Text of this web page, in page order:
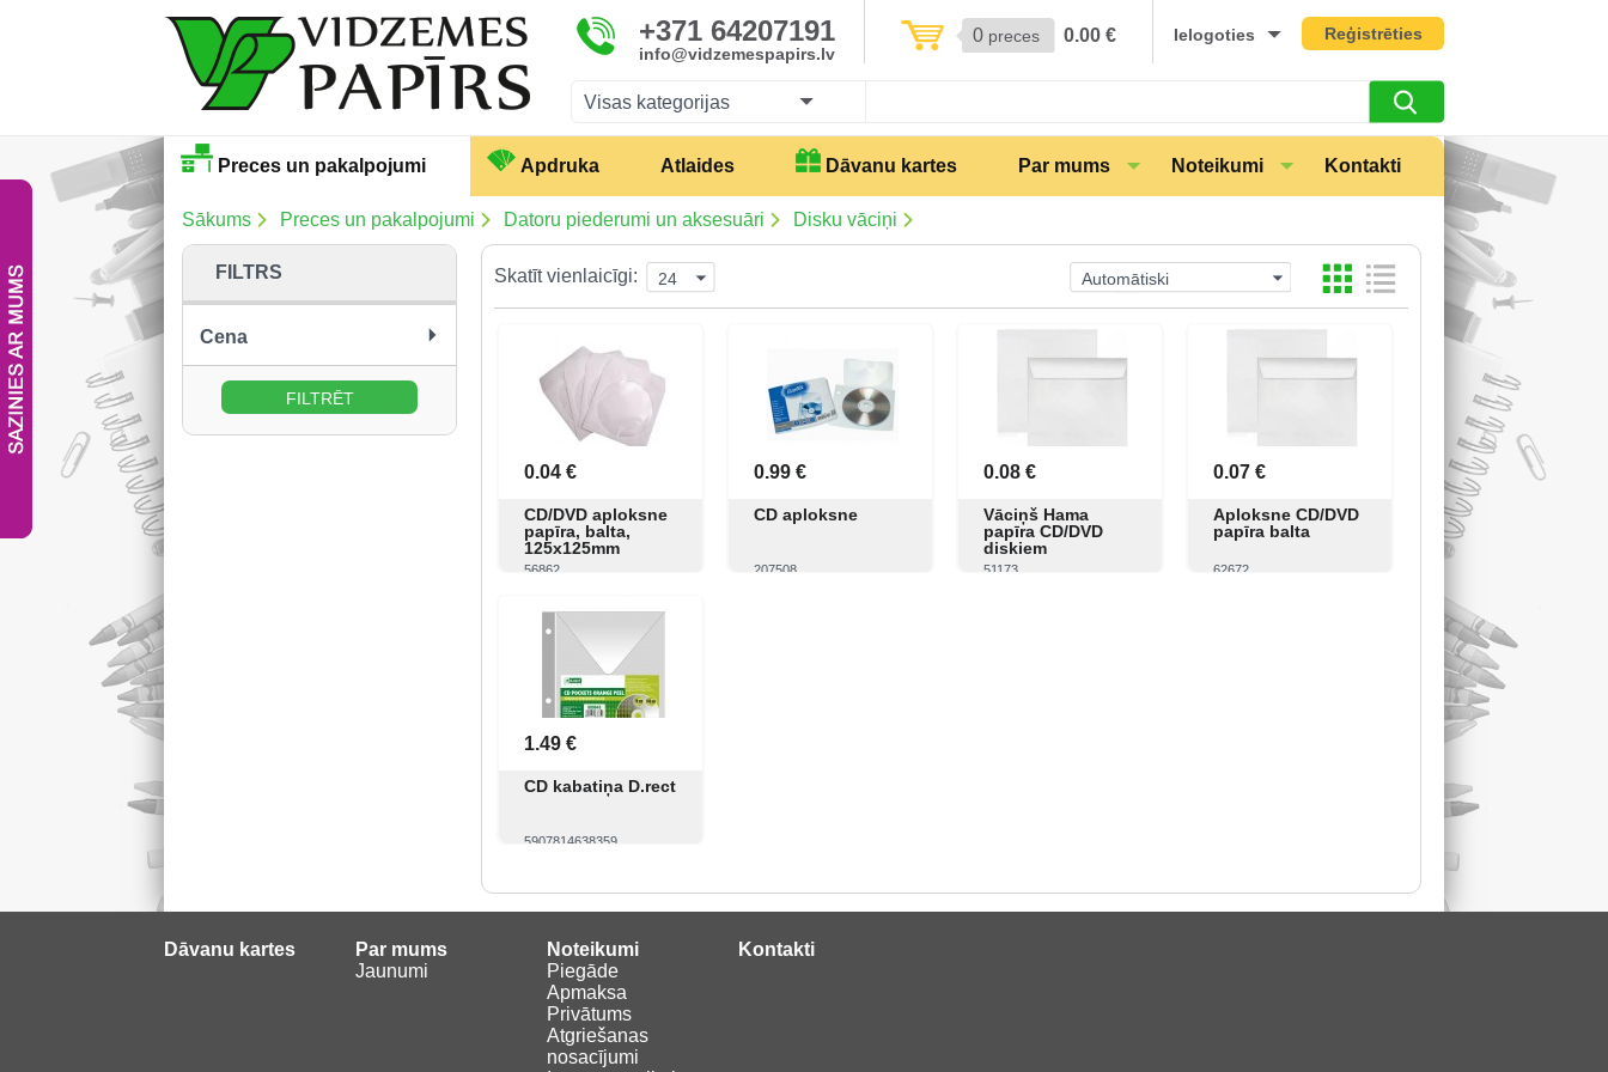
+371 64207191
info@vidzemespapirs.lv
0 preces 0.00 € Ielogoties Reģistrēties
Visas kategorijas
Preces un pakalpojumi Apdruka Atlaides Dāvanu kartes Par mums Noteikumi Kontakti
Sākums Preces un pakalpojumi Datoru piederumi un aksesuāri Disku vāciņi
FILTRS
Cena
no:
līdz:
Skatīt vienlaicīgi: 24 Automātiski
0.04 €
CD/DVD aploksne
papīra, balta,
125x125mm
56862
0.99 €
CD aploksne
207508
0.08 €
Vāciņš Hama
papīra CD/DVD
diskiem
51173
0.07 €
Aploksne CD/DVD
papīra balta
62672
1.49 €
CD kabatiņa D.rect
5907814638359
Dāvanu kartes
Par mums
Jaunumi
Noteikumi
Piegāde
Apmaksa
Privātums
Atgriešanas
nosacījumi
Kontakti